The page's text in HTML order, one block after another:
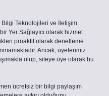
Bilgi Teknolojileri ve İletişim
Yer Sağlayıcı olarak hizmet
proaktif olarak denetleme
Ancak, üyelerimiz
olup, siteye üye olarak bu
ücretsiz bir bilgi paylaşım